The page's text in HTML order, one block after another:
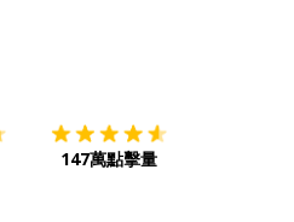
147萬點擊量